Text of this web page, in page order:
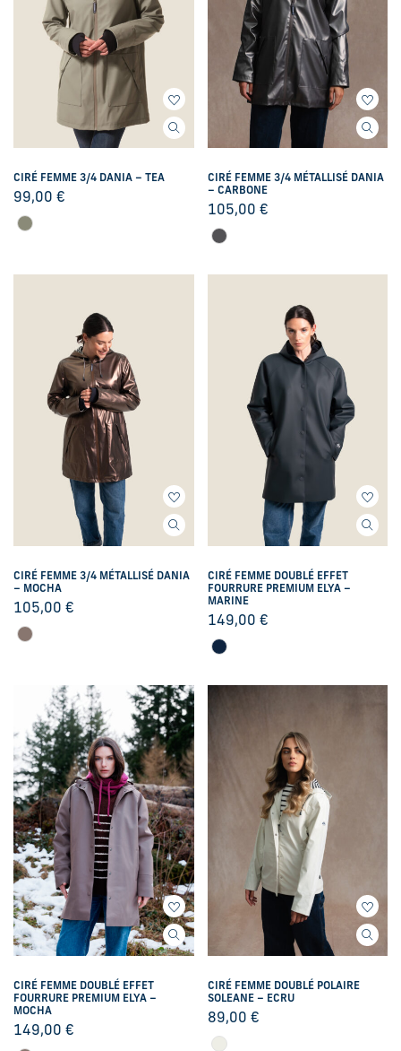
CIRÉ FEMME 3/4 DANIA – TEA
99,00 €
CIRÉ FEMME 3/4 MÉTALLISÉ DANIA
– CARBONE
105,00 €
CIRÉ FEMME 3/4 MÉTALLISÉ DANIA
– MOCHA
105,00 €
CIRÉ FEMME DOUBLÉ EFFET
FOURRURE PREMIUM ELYA –
MARINE
149,00 €
CIRÉ FEMME DOUBLÉ EFFET
FOURRURE PREMIUM ELYA –
MOCHA
149,00 €
CIRÉ FEMME DOUBLÉ POLAIRE
SOLEANE – ECRU
89,00 €